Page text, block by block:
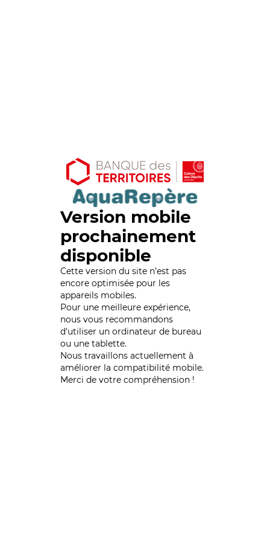
Version mobile
prochainement
disponible
Cette version du site n’est pas
encore optimisée pour les
appareils mobiles.
Pour une meilleure expérience,
nous vous recommandons
d'utiliser un ordinateur de bureau
ou une tablette.
Nous travaillons actuellement à
améliorer la compatibilité mobile.
Merci de votre compréhension !